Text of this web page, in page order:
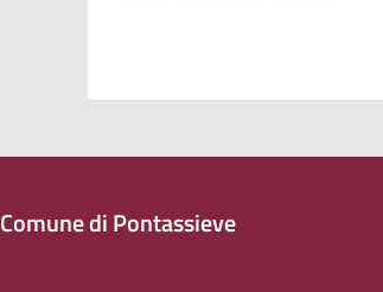
Comune di Pontassieve